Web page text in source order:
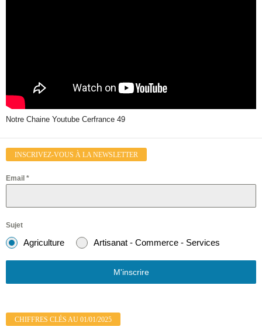
Notre Chaine Youtube Cerfrance 49
INSCRIVEZ-VOUS À LA NEWSLETTER
Email *
Sujet
Agriculture Artisanat - Commerce - Services
M'inscrire
CHIFFRES CLÉS AU 01/01/2025